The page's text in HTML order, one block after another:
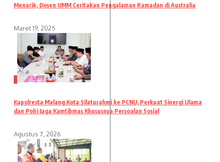
Menarik, Dosen UMM Ceritakan Pengalaman Ramadan di Australia
Maret 19, 2025
3
Kapolresta Malang Kota Silaturahmi ke PCNU, Perkuat Sinergi Ulama
dan Polri Jaga Kamtibmas Khususnya Persoalan Sosial
Agustus 7, 2026